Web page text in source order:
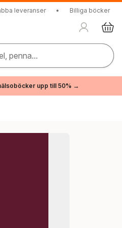
leveranser • Billiga böcker
penna...
upp till 50% →